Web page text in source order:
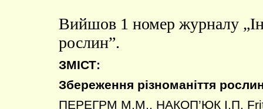
Вийшов 1 номер журналу
рослин”.
ЗМІСТ:
Збереження різноманіття
ПЕРЕГРМ М.М., НАКОП’ЮК І.П.